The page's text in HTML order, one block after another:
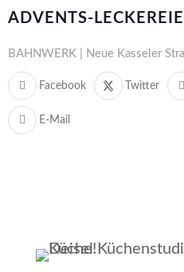
ADVENTS-
BAHNWERK | Neue Kasseler
Facebook Twitter
E-Mail